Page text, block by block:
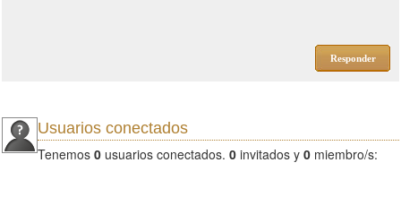
Responder
Usuarios conectados
Tenemos 0 usuarios conectados. 0 invitados y 0 miembro/s: